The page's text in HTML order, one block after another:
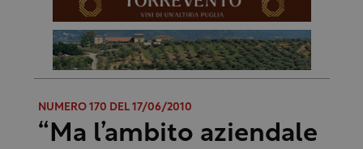
NUMERO 170 DEL 17/06/2010
“Ma l’ambito aziendale